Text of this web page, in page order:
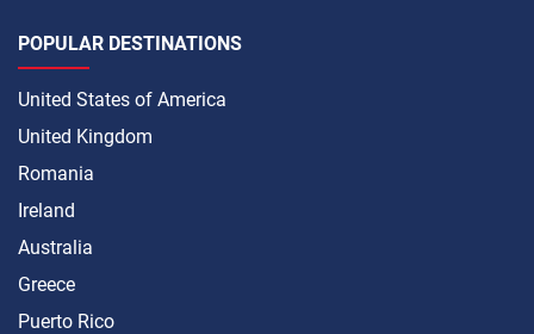
POPULAR DESTINATIONS
United States of America
United Kingdom
Romania
Ireland
Australia
Greece
Puerto Rico